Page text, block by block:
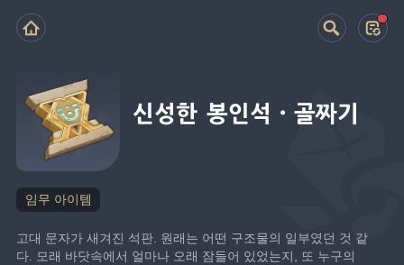
신성한 봉인석·골짜기
임무 아이템
고대 문자가 새겨진 석판. 원래는 어떤 구조물의 일부였던 것 같
다. 모래 바닷속에서 얼마나 오래 잠들어 있었는지, 또 누구의